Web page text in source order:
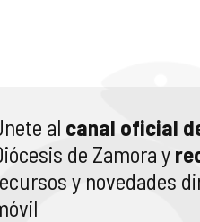
al canal oficial
de Zamora y
y novedades